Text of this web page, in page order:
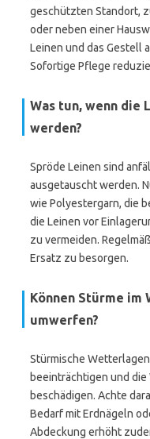
geschützten Standort,
oder neben einer
Leinen und das Gestell
Sofortige Pflege
Was tun, wenn die
werden?
Spröde Leinen sind
ausgetauscht werden.
wie Polyestergarn, die
die Leinen vor
zu vermeiden.
Ersatz zu besorgen.
Können Stürme im
umwerfen?
Stürmische
beeinträchtigen und
beschädigen. Achte
Bedarf mit Erdnägeln
Abdeckung erhöht